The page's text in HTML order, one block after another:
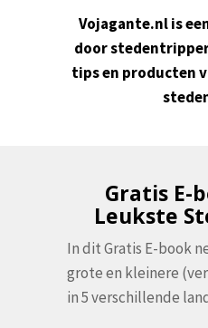
Vojagante.nl is
door
tips en producten
Gratis E-
Leukste
In dit Gratis E-book
grote en kleinere
in 5 verschillende